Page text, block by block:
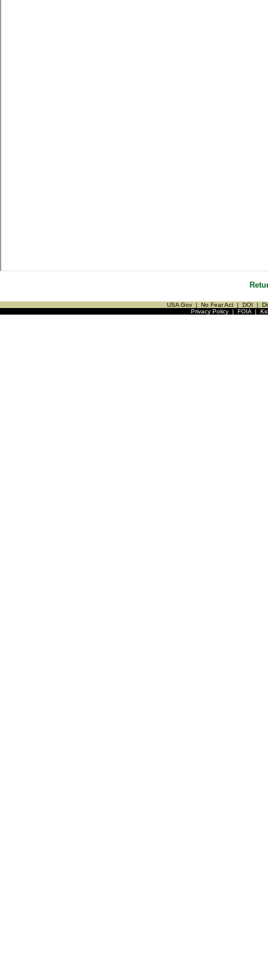
USA Gov | No Fear Act | DOI |
Privacy Policy| FOIA|